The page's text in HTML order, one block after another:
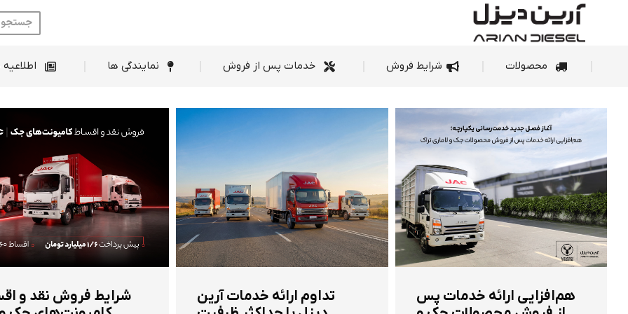
محصولات شرایط فروش خدمات پس از فروش نمایندگی ها
هم‌افزایی ارائه خدمات پس
تداوم ارائه خدمات آرین
شرایط فروش نقد و